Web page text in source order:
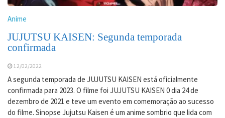
Anime
JUJUTSU KAISEN: Segunda temporada
confirmada
12/02/2022
A segunda temporada de JUJUTSU KAISEN está oficialmente
confirmada para 2023. O filme foi JUJUTSU KAISEN 0 dia 24 de
dezembro de 2021 e teve um evento em comemoração ao sucesso
do filme. Sinopse Jujutsu Kaisen é um anime sombrio que lida com